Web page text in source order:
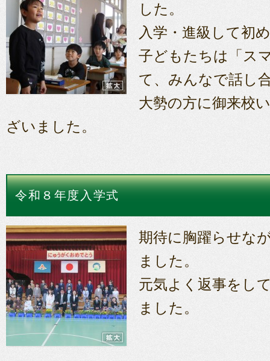
した。
入学・進級して初
子どもたちは「ス
て、みんなで話し
大勢の方に御来校
ざいました。
令和８年度入学式
期待に胸躍らせな
ました。
元気よく返事をし
ました。